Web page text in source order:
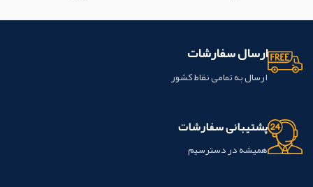
ارسال سفارشات
ارسال به تمامی نقاط کشور
پشتیبانی سفارشات
همیشه در دسترسیم